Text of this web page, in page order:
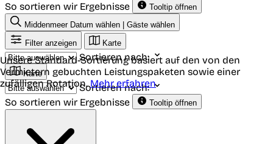
So sortieren wir Ergebnisse
Tooltip öffnen
Middenmeer Datum wählen | Gäste wählen
Filter anzeigen
Karte
Sortieren nach:
Karte
Sortieren nach:
So sortieren wir Ergebnisse
Tooltip öffnen
Unsere Standard-Sortierung basiert auf den von den
Vermietern gebuchten Leistungspaketen sowie einer
zufälligen Rotation.Mehr erfahren